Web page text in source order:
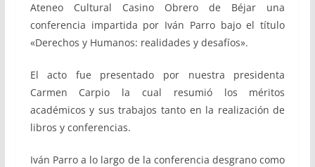
Ateneo Cultural Casino Obrero de Béjar una
conferencia impartida por Iván Parro bajo el título
«Derechos y Humanos: realidades y desafíos».
El acto fue presentado por nuestra presidenta
Carmen Carpio la cual resumió los méritos
académicos y sus trabajos tanto en la realización de
libros y conferencias.
Iván Parro a lo largo de la conferencia desgrano como